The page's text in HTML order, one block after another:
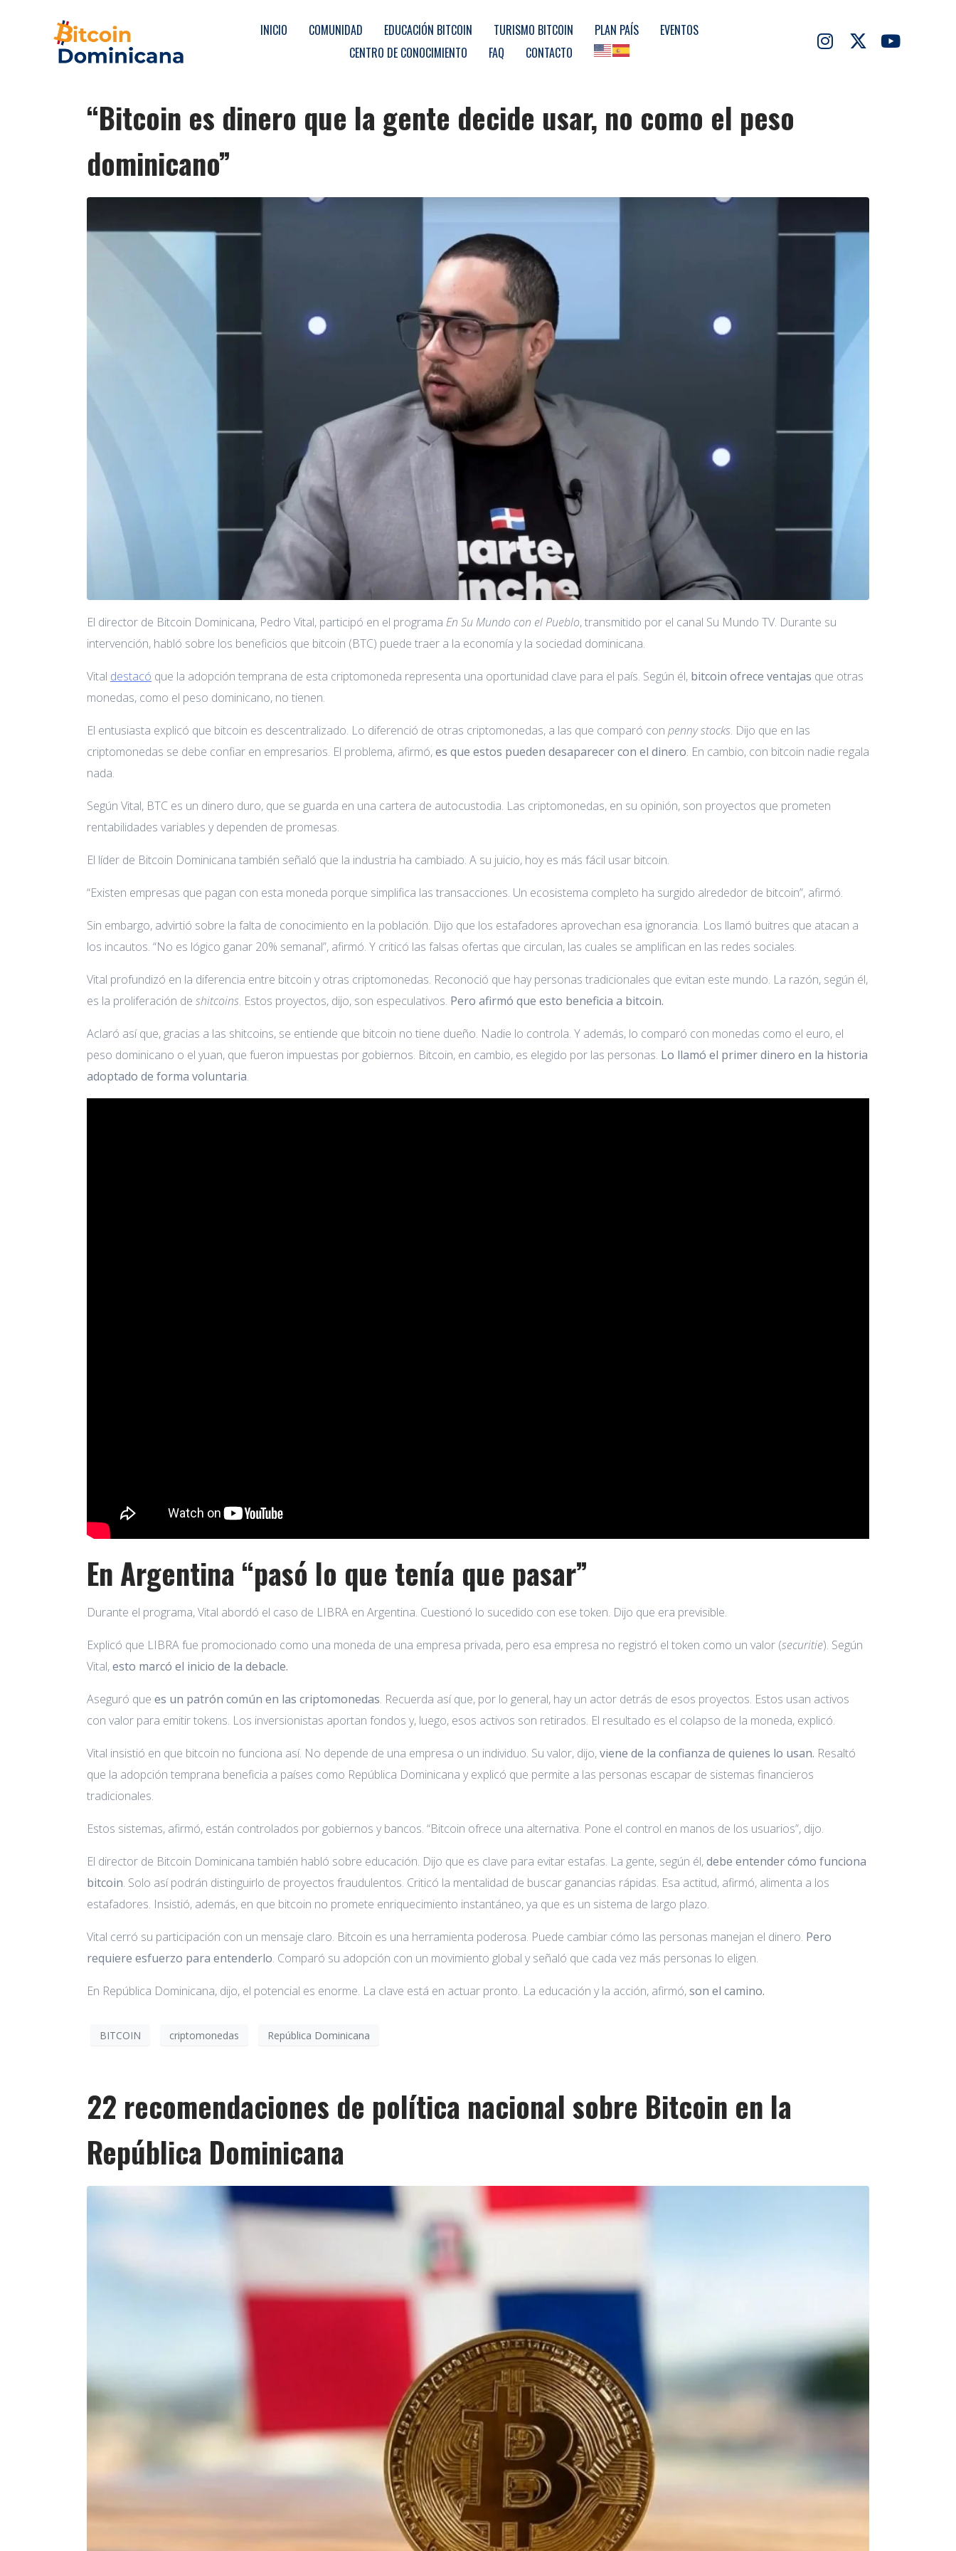
INICIO COMUNIDAD EDUCACIÓN BITCOIN TURISMO BITCOIN PLAN PAÍS
EVENTOS
CENTRO DE CONOCIMIENTO
FAQ CONTACTO
“Bitcoin es dinero que la gente decide usar, no como el peso
dominicano”
El director de Bitcoin Dominicana, Pedro Vital, participó en el programa En Su Mundo con el Pueblo, transmitido por el canal Su Mundo TV. Durante su
intervención, habló sobre los beneficios que bitcoin (BTC) puede traer a la economía y la sociedad dominicana.
Vital destacó que la adopción temprana de esta criptomoneda representa una oportunidad clave para el país. Según él, bitcoin ofrece ventajas que otras
monedas, como el peso dominicano, no tienen.
El entusiasta explicó que bitcoin es descentralizado. Lo diferenció de otras criptomonedas, a las que comparó con penny stocks. Dijo que en las
criptomonedas se debe confiar en empresarios. El problema, afirmó,es que estos pueden desaparecer con el dinero. En cambio, con bitcoin nadie regala
nada.
Según Vital, BTC es un dinero duro, que se guarda en una cartera de autocustodia. Las criptomonedas, en su opinión, son proyectos que prometen
rentabilidades variables y dependen de promesas.
El líder de Bitcoin Dominicana también señaló que la industria ha cambiado. A su juicio, hoy es más fácil usar bitcoin.
“Existen empresas que pagan con esta moneda porque simplifica las transacciones. Un ecosistema completo ha surgido alrededor de bitcoin”, afirmó.
Sin embargo, advirtió sobre la falta de conocimiento en la población. Dijo que los estafadores aprovechan esa ignorancia. Los llamó buitres que atacan a
los incautos. “No es lógico ganar 20% semanal”, afirmó. Y criticó las falsas ofertas que circulan, las cuales se amplifican en las redes sociales.
Vital profundizó en la diferencia entre bitcoin y otras criptomonedas. Reconoció que hay personas tradicionales que evitan este mundo. La razón, según él,
es la proliferación de shitcoins. Estos proyectos, dijo, son especulativos. Pero afirmó que esto beneficia a bitcoin.
Aclaró así que, gracias a las shitcoins, se entiende que bitcoin no tiene dueño. Nadie lo controla. Y además, lo comparó con monedas como el euro, el
peso dominicano o el yuan, que fueron impuestas por gobiernos. Bitcoin, en cambio, es elegido por las personas. Lo llamó el primer dinero en la historia
adoptado de forma voluntaria.
En Argentina “pasó lo que tenía que pasar”
Durante el programa, Vital abordó el caso de LIBRA en Argentina. Cuestionó lo sucedido con ese token. Dijo que era previsible.
Explicó que LIBRA fue promocionado como una moneda de una empresa privada, pero esa empresa no registró el token como un valor (securitie). Según
Vital,esto marcó el inicio de la debacle.
Aseguró que es un patrón común en las criptomonedas. Recuerda así que, por lo general, hay un actor detrás de esos proyectos. Estos usan activos
con valor para emitir tokens. Los inversionistas aportan fondos y, luego, esos activos son retirados. El resultado es el colapso de la moneda, explicó.
Vital insistió en que bitcoin no funciona así. No depende de una empresa o un individuo. Su valor, dijo,viene de la confianza de quienes lo usan. Resaltó
que la adopción temprana beneficia a países como República Dominicana y explicó que permite a las personas escapar de sistemas financieros
tradicionales.
Estos sistemas, afirmó, están controlados por gobiernos y bancos. “Bitcoin ofrece una alternativa. Pone el control en manos de los usuarios”, dijo.
El director de Bitcoin Dominicana también habló sobre educación. Dijo que es clave para evitar estafas. La gente, según él,debe entender cómo funciona
bitcoin. Solo así podrán distinguirlo de proyectos fraudulentos. Criticó la mentalidad de buscar ganancias rápidas. Esa actitud, afirmó, alimenta a los
estafadores. Insistió, además, en que bitcoin no promete enriquecimiento instantáneo, ya que es un sistema de largo plazo.
Vital cerró su participación con un mensaje claro. Bitcoin es una herramienta poderosa. Puede cambiar cómo las personas manejan el dinero. Pero
requiere esfuerzo para entenderlo. Comparó su adopción con un movimiento global y señaló que cada vez más personas lo eligen.
En República Dominicana, dijo, el potencial es enorme. La clave está en actuar pronto. La educación y la acción, afirmó,son el camino.
BITCOIN criptomonedas República Dominicana
22 recomendaciones de política nacional sobre Bitcoin en la
República Dominicana